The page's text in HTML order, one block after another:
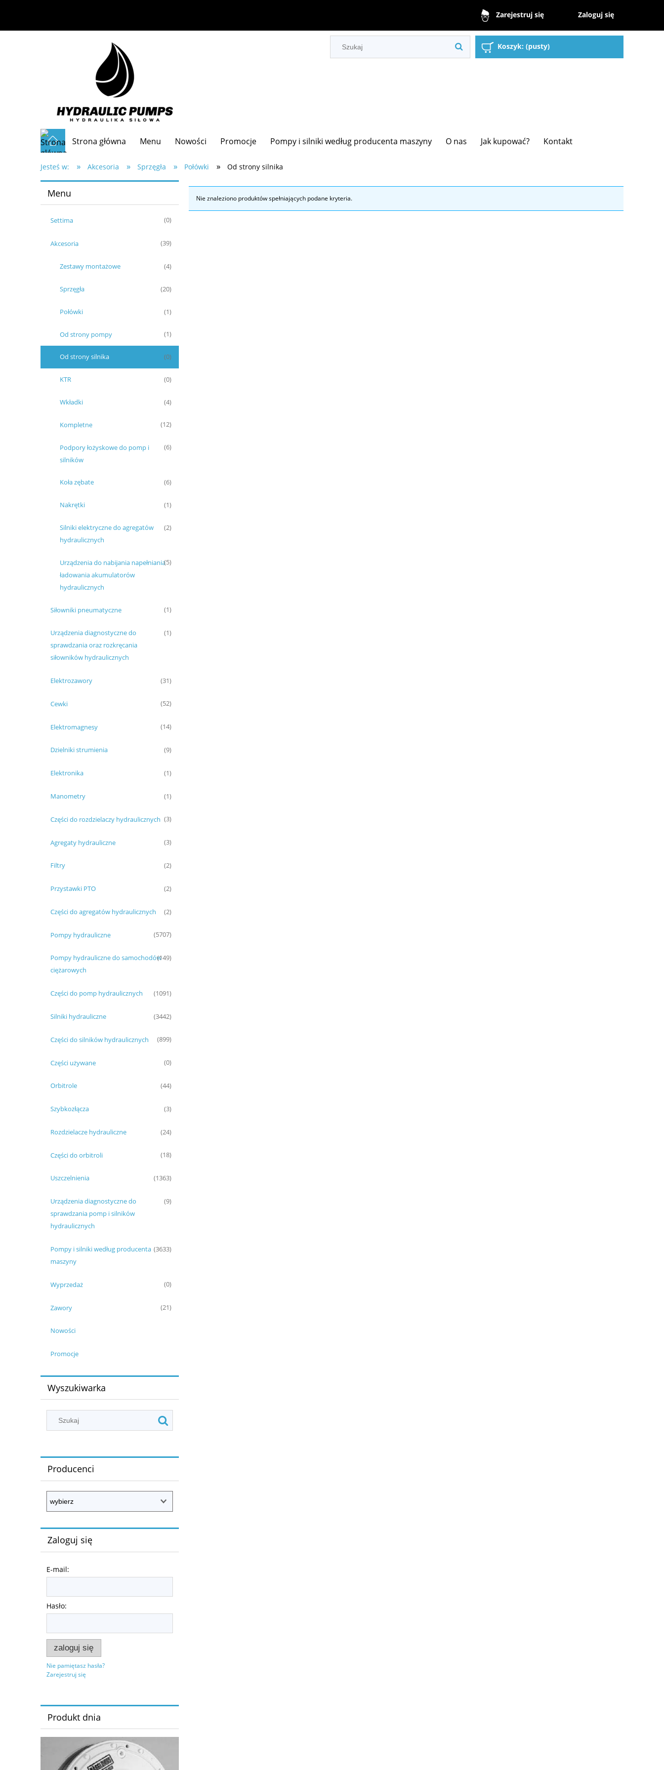
Zarejestruj się Zaloguj się
Koszyk: (pusty)
Strona główna Menu Nowości Promocje Pompy i silniki według producenta maszyny O nas Jak kupować? Kontakt
Częste pytania
Jesteś w: » Akcesoria » Sprzęgła » Połówki » Od strony silnika
Menu
Settima (0)
Akcesoria (39)
Zestawy montażowe (4)
Sprzęgła (20)
Połówki (1)
Od strony pompy (1)
Od strony silnika (0)
KTR (0)
Wkładki (4)
Kompletne (12)
Podpory łożyskowe do pomp i
silników
(6)
Koła zębate (6)
Nakrętki (1)
Silniki elektryczne do agregatów
hydraulicznych
(2)
Urządzenia do nabijania napełniania
ładowania akumulatorów
hydraulicznych
(5)
Siłowniki pneumatyczne (1)
Urządzenia diagnostyczne do
sprawdzania oraz rozkręcania
siłowników hydraulicznych
(1)
Elektrozawory (31)
Cewki (52)
Elektromagnesy (14)
Dzielniki strumienia (9)
Elektronika (1)
Manometry (1)
Części do rozdzielaczy hydraulicznych (3)
Agregaty hydrauliczne (3)
Filtry (2)
Przystawki PTO (2)
Części do agregatów hydraulicznych (2)
Pompy hydrauliczne (5707)
Pompy hydrauliczne do samochodów
ciężarowych
(149)
Części do pomp hydraulicznych (1091)
Silniki hydrauliczne (3442)
Części do silników hydraulicznych (899)
Części używane (0)
Orbitrole (44)
Szybkozłącza (3)
Rozdzielacze hydrauliczne (24)
Części do orbitroli (18)
Uszczelnienia (1363)
Urządzenia diagnostyczne do
sprawdzania pomp i silników
hydraulicznych
(9)
Pompy i silniki według producenta
maszyny
(3633)
Wyprzedaż (0)
Zawory (21)
Nowości
Promocje
Wyszukiwarka
Producenci
Zaloguj się
E-mail:
Hasło:
zaloguj się
Nie pamiętasz hasła?
Zarejestruj się
Produkt dnia
Nie znaleziono produktów spełniających podane kryteria.